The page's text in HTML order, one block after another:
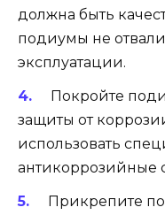
должна быть
подиумы не
эксплуатации.
Покройте
защиты от
использовать
антикоррозийные
Прикрепите